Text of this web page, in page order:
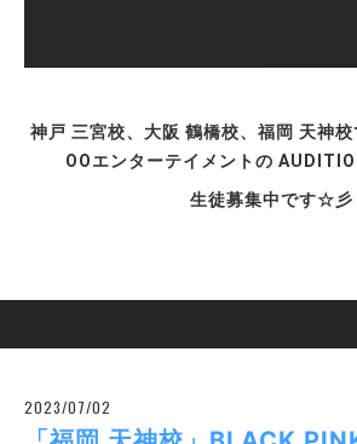
神戸 三宮校、大阪 鶴橋校、福岡 天神
OOエンターテイメントの
生徒募集中です☆彡
2023/07/02